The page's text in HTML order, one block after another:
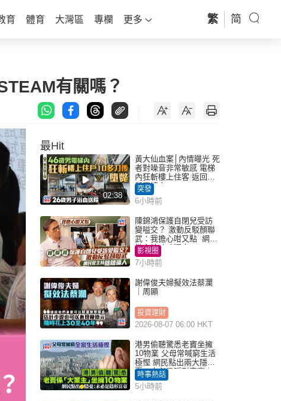
育 體育 大灣區 專欄 更多 繁 简
有關嗎？
最Hit
02:38
黃大仙血案│內情曝光 死
者對噪音非常敏感 電梯
內狂斬樓上住客 返回住
所墮樓亡
突發
6小時前
陳錦鴻保護自閉兒受訪
變嗌交？ 激動反駁顏聯
武：我擔心咁又點 網民
批主持咄咄逼人
影視圈
7小時前
謝偉俊夫婦擬效法蔡瀾
｜周顯
投資理財
2026-08-07 06:00 HKT
港男偷聽驚悉老竇坐擁
10物業 父母常喊窮生活
極慳 網民點出兩大隱
憂：未必是隱形富豪｜
Juicy叮
時事熱話
5小時前